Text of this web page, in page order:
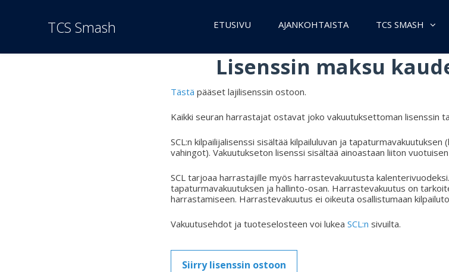
TCS Smash ETUSIVU AJANKOHTAISTA TCS SMASH
Lisenssin maksu
Tästä pääset lajilisenssin ostoon.
Kaikki seuran harrastajat ostavat joko vakuutuksettoman lisenssin
SCL:n kilpailijalisenssi sisältää kilpailuluvan ja
vahingot). Vakuutukseton lisenssi sisältää ainoastaan liiton vuotuisen
SCL tarjoaa harrastajille myös harrastevakuutusta
tapaturmavakuutuksen ja hallinto-osan. Harrastevakuutus on
harrastamiseen. Harrastevakuutus ei oikeuta osallistumaan
Vakuutusehdot ja tuoteselosteen voi lukea SCL:n sivuilta.
Siirry lisenssin ostoon